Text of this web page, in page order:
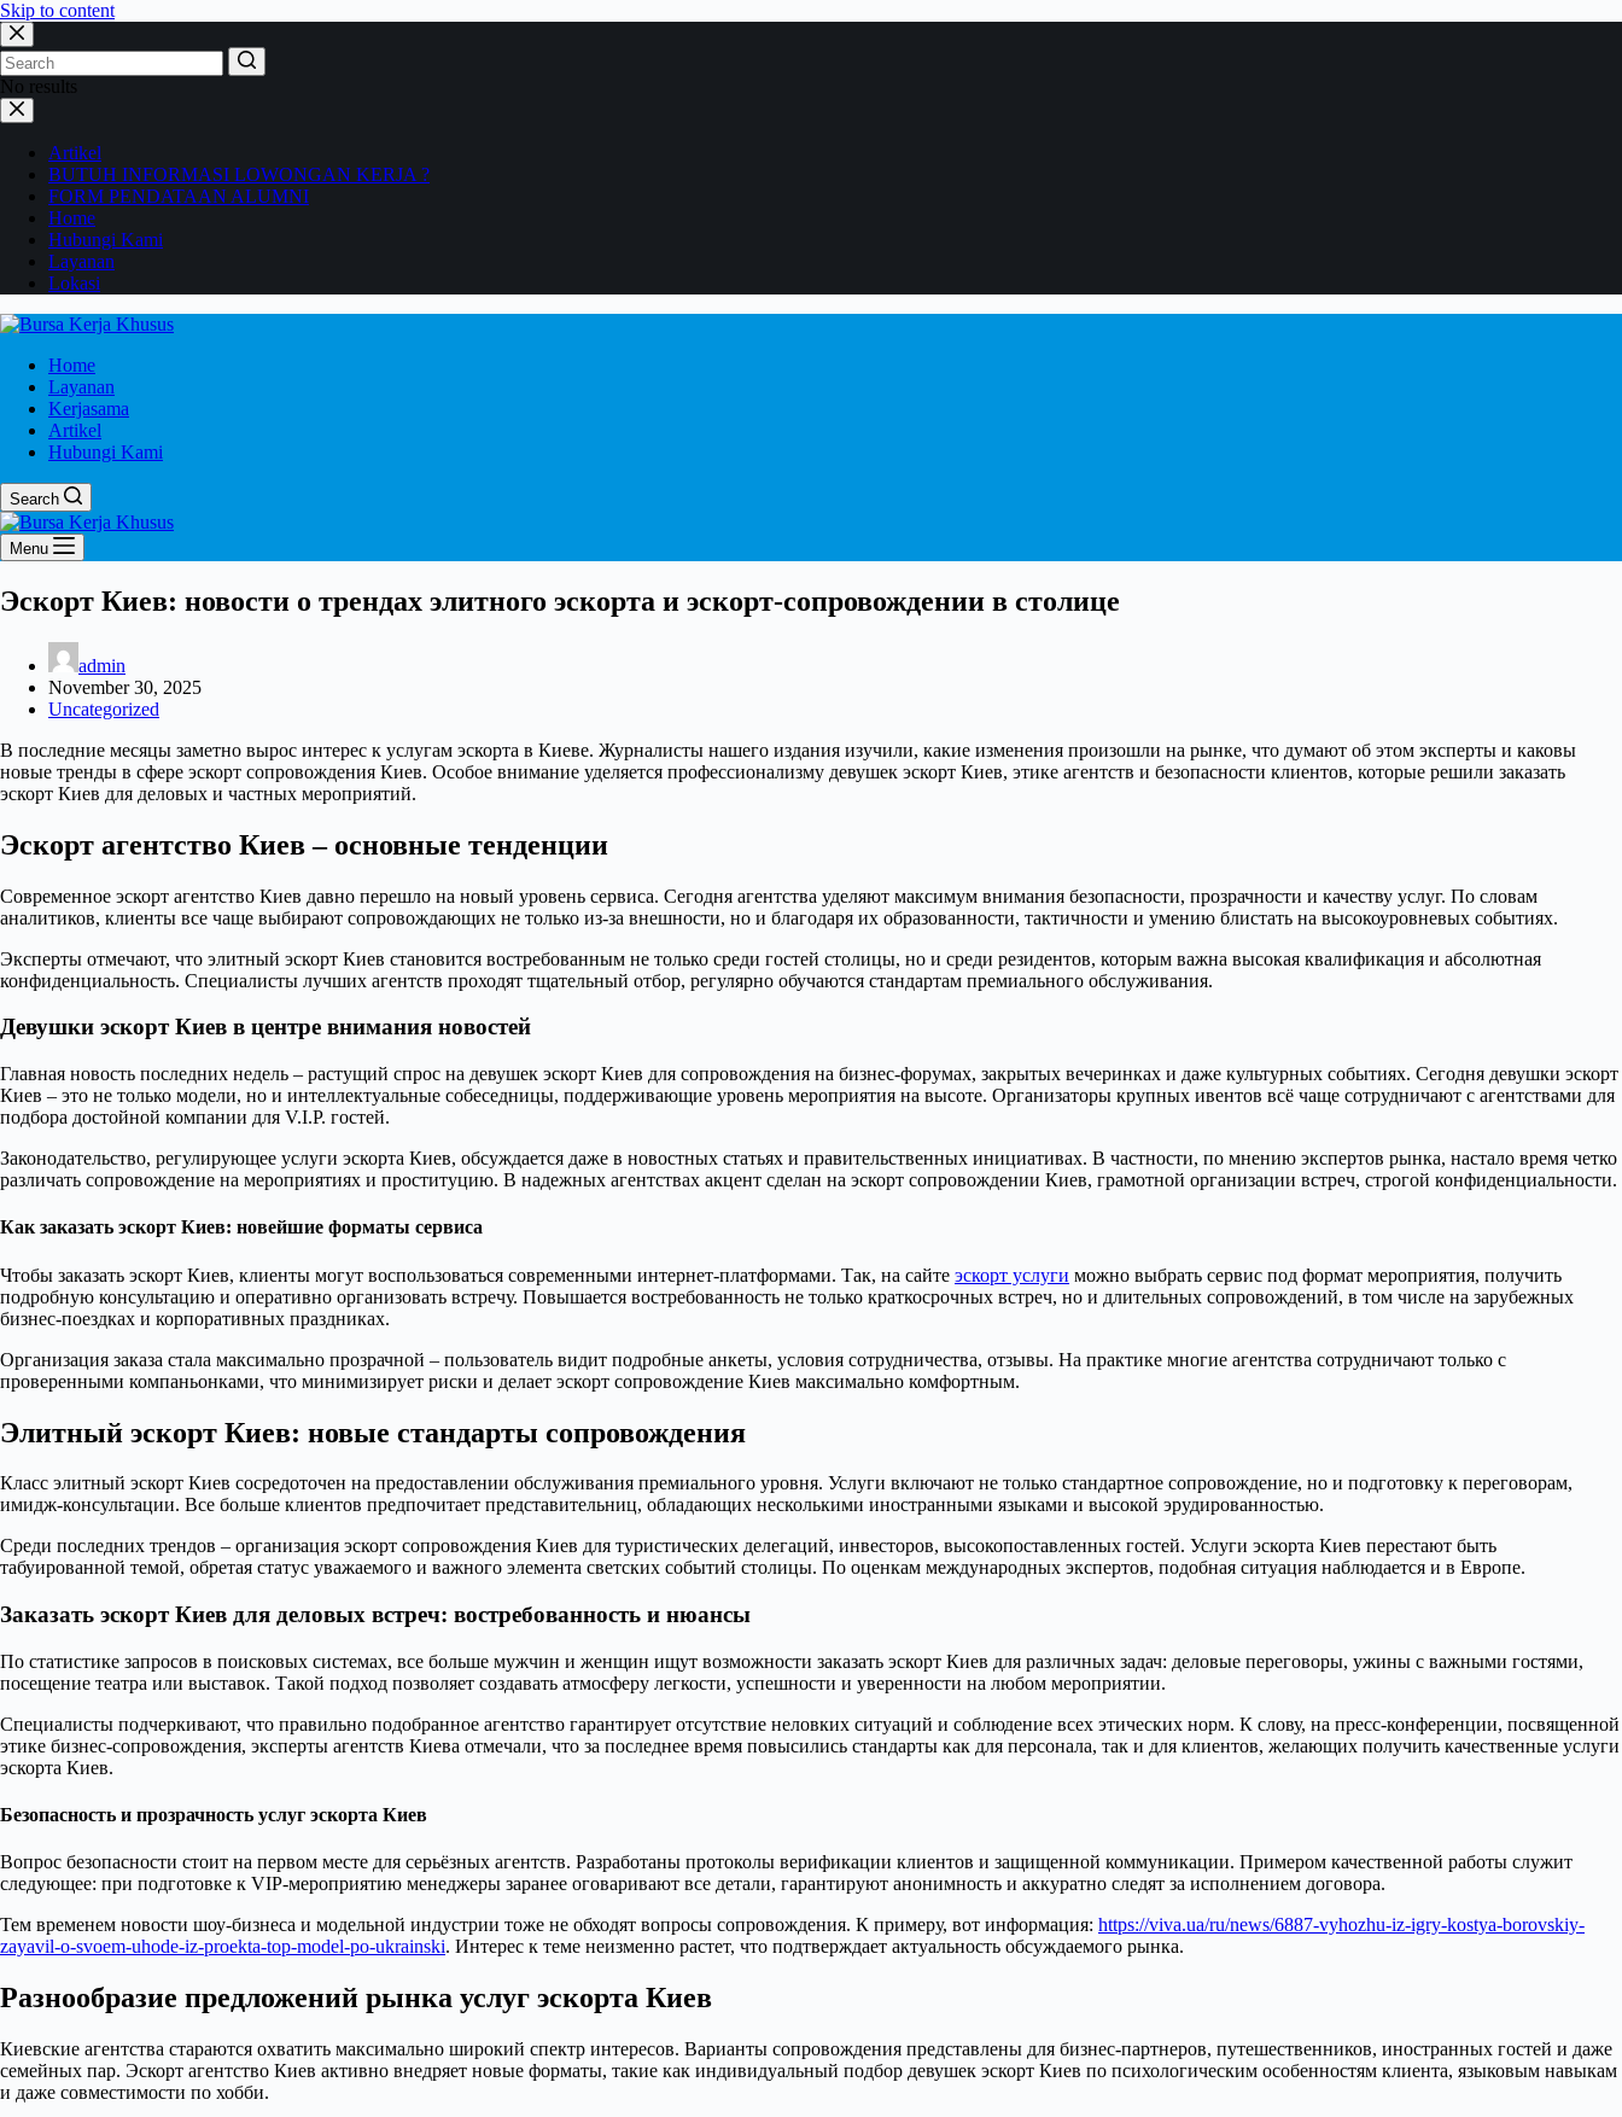
Skip to content
No results
Artikel
BUTUH INFORMASI LOWONGAN KERJA ?
FORM PENDATAAN ALUMNI
Home
Hubungi Kami
Layanan
Lokasi
Home
Layanan
Kerjasama
Artikel
Hubungi Kami
Search
Menu
Эскорт Киев: новости о трендах элитного эскорта и эскорт-сопровождении в столице
admin
November 30, 2025
Uncategorized
В последние месяцы заметно вырос интерес к услугам эскорта в Киеве. Журналисты нашего издания изучили, какие изменения произошли на рынке, что думают об этом эксперты и каковы
новые тренды в сфере эскорт сопровождения Киев. Особое внимание уделяется профессионализму девушек эскорт Киев, этике агентств и безопасности клиентов, которые решили заказать
эскорт Киев для деловых и частных мероприятий.
Эскорт агентство Киев – основные тенденции
Современное эскорт агентство Киев давно перешло на новый уровень сервиса. Сегодня агентства уделяют максимум внимания безопасности, прозрачности и качеству услуг. По словам
аналитиков, клиенты все чаще выбирают сопровождающих не только из-за внешности, но и благодаря их образованности, тактичности и умению блистать на высокоуровневых событиях.
Эксперты отмечают, что элитный эскорт Киев становится востребованным не только среди гостей столицы, но и среди резидентов, которым важна высокая квалификация и абсолютная
конфиденциальность. Специалисты лучших агентств проходят тщательный отбор, регулярно обучаются стандартам премиального обслуживания.
Девушки эскорт Киев в центре внимания новостей
Главная новость последних недель – растущий спрос на девушек эскорт Киев для сопровождения на бизнес-форумах, закрытых вечеринках и даже культурных событиях. Сегодня девушки эскорт
Киев – это не только модели, но и интеллектуальные собеседницы, поддерживающие уровень мероприятия на высоте. Организаторы крупных ивентов всё чаще сотрудничают с агентствами для
подбора достойной компании для V.I.P. гостей.
Законодательство, регулирующее услуги эскорта Киев, обсуждается даже в новостных статьях и правительственных инициативах. В частности, по мнению экспертов рынка, настало время четко
различать сопровождение на мероприятиях и проституцию. В надежных агентствах акцент сделан на эскорт сопровождении Киев, грамотной организации встреч, строгой конфиденциальности.
Как заказать эскорт Киев: новейшие форматы сервиса
Чтобы заказать эскорт Киев, клиенты могут воспользоваться современными интернет-платформами. Так, на сайте эскорт услуги можно выбрать сервис под формат мероприятия, получить
подробную консультацию и оперативно организовать встречу. Повышается востребованность не только краткосрочных встреч, но и длительных сопровождений, в том числе на зарубежных
бизнес-поездках и корпоративных праздниках.
Организация заказа стала максимально прозрачной – пользователь видит подробные анкеты, условия сотрудничества, отзывы. На практике многие агентства сотрудничают только с
проверенными компаньонками, что минимизирует риски и делает эскорт сопровождение Киев максимально комфортным.
Элитный эскорт Киев: новые стандарты сопровождения
Класс элитный эскорт Киев сосредоточен на предоставлении обслуживания премиального уровня. Услуги включают не только стандартное сопровождение, но и подготовку к переговорам,
имидж-консультации. Все больше клиентов предпочитает представительниц, обладающих несколькими иностранными языками и высокой эрудированностью.
Среди последних трендов – организация эскорт сопровождения Киев для туристических делегаций, инвесторов, высокопоставленных гостей. Услуги эскорта Киев перестают быть
табуированной темой, обретая статус уважаемого и важного элемента светских событий столицы. По оценкам международных экспертов, подобная ситуация наблюдается и в Европе.
Заказать эскорт Киев для деловых встреч: востребованность и нюансы
По статистике запросов в поисковых системах, все больше мужчин и женщин ищут возможности заказать эскорт Киев для различных задач: деловые переговоры, ужины с важными гостями,
посещение театра или выставок. Такой подход позволяет создавать атмосферу легкости, успешности и уверенности на любом мероприятии.
Специалисты подчеркивают, что правильно подобранное агентство гарантирует отсутствие неловких ситуаций и соблюдение всех этических норм. К слову, на пресс-конференции, посвященной
этике бизнес-сопровождения, эксперты агентств Киева отмечали, что за последнее время повысились стандарты как для персонала, так и для клиентов, желающих получить качественные услуги
эскорта Киев.
Безопасность и прозрачность услуг эскорта Киев
Вопрос безопасности стоит на первом месте для серьёзных агентств. Разработаны протоколы верификации клиентов и защищенной коммуникации. Примером качественной работы служит
следующее: при подготовке к VIP-мероприятию менеджеры заранее оговаривают все детали, гарантируют анонимность и аккуратно следят за исполнением договора.
Тем временем новости шоу-бизнеса и модельной индустрии тоже не обходят вопросы сопровождения. К примеру, вот информация: https://viva.ua/ru/news/6887-vyhozhu-iz-igry-kostya-borovskiy-
zayavil-o-svoem-uhode-iz-proekta-top-model-po-ukrainski. Интерес к теме неизменно растет, что подтверждает актуальность обсуждаемого рынка.
Разнообразие предложений рынка услуг эскорта Киев
Киевские агентства стараются охватить максимально широкий спектр интересов. Варианты сопровождения представлены для бизнес-партнеров, путешественников, иностранных гостей и даже
семейных пар. Эскорт агентство Киев активно внедряет новые форматы, такие как индивидуальный подбор девушек эскорт Киев по психологическим особенностям клиента, языковым навыкам
и даже совместимости по хобби.